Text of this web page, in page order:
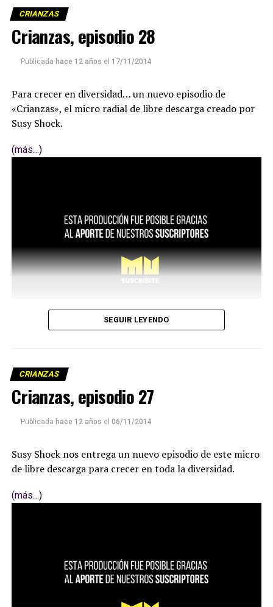
CRIANZAS
Crianzas, episodio 28
Publicada hace 12 años el 17/11/2014
Para crecer en diversidad… un nuevo episodio de
«Crianzas», el micro radial de libre descarga creado por
Susy Shock.
(más…)
SEGUIR LEYENDO
CRIANZAS
Crianzas, episodio 27
Publicada hace 12 años el 06/11/2014
Susy Shock nos entrega un nuevo episodio de este micro
de libre descarga para crecer en toda la diversidad.
(más…)